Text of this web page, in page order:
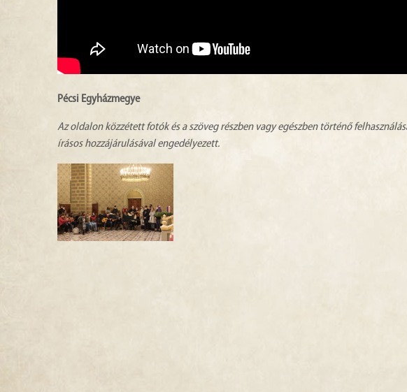
Pécsi Egyházmegye
Az oldalon közzétett fotók és a szöveg részben vagy egészben történő
írásos hozzájárulásával engedélyezett.